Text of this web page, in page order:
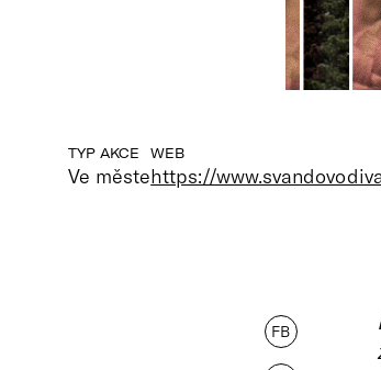
TYP AKCE
Ve měste
WEB
https://
FB